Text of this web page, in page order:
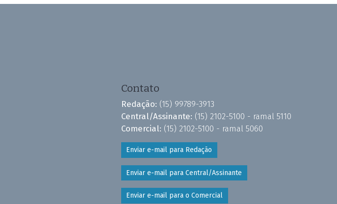
Contato
Redação: (15) 99789-3913
Central/Assinante: (15) 2102-5100 - ramal 5110
Comercial: (15) 2102-5100 - ramal 5060
Enviar e-mail para Redação
Enviar e-mail para Central/Assinante
Enviar e-mail para o Comercial